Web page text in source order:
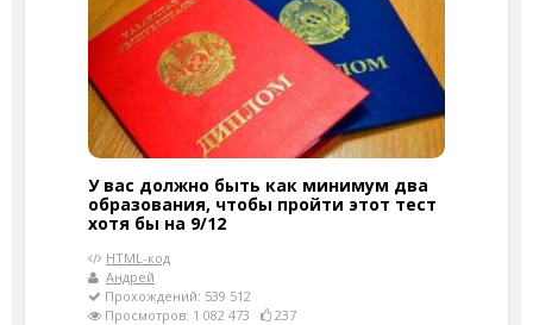
У вас должно быть как минимум два
образования, чтобы пройти этот тест
хотя бы на 9/12
HTML-код
Андрей
Прохождений: 539 512
Просмотров: 1 082 473
237